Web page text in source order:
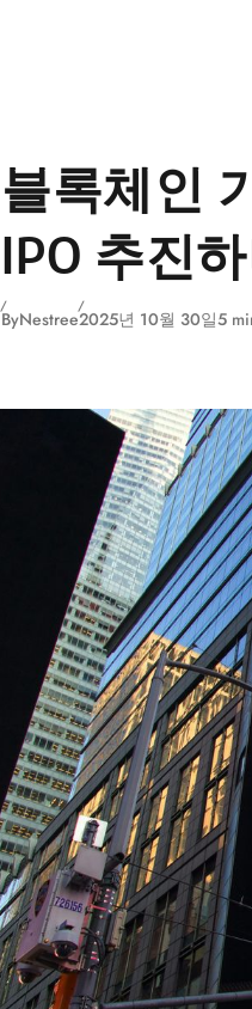
블록체인
IPO 추진
ByNestree2025년 10월 30일5